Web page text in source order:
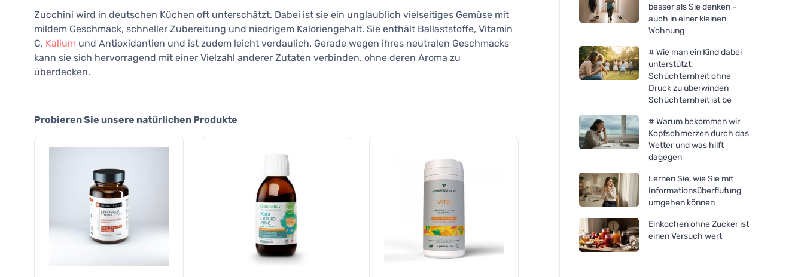
Zucchini wird in deutschen Küchen oft unterschätzt. Dabei ist sie ein unglaublich vielseitiges Gemüse mit
mildem Geschmack, schneller Zubereitung und niedrigem Kaloriengehalt. Sie enthält Ballaststoffe, Vitamin
C, Kalium und Antioxidantien und ist zudem leicht verdaulich. Gerade wegen ihres neutralen Geschmacks
kann sie sich hervorragend mit einer Vielzahl anderer Zutaten verbinden, ohne deren Aroma zu
überdecken.
Probieren Sie unsere natürlichen Produkte
besser als Sie denken –
auch in einer kleinen
Wohnung
# Wie man ein Kind dabei
unterstützt,
Schüchternheit ohne
Druck zu überwinden
Schüchternheit ist be
# Warum bekommen wir
Kopfschmerzen durch das
Wetter und was hilft
dagegen
Lernen Sie, wie Sie mit
Informationsüberflutung
umgehen können
Einkochen ohne Zucker ist
einen Versuch wert